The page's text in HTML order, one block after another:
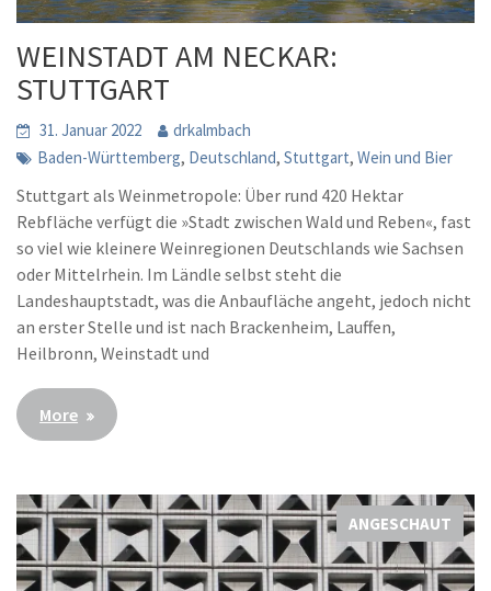
WEINSTADT AM NECKAR:
STUTTGART
31. Januar 2022
drkalmbach
Baden-Württemberg, Deutschland,Stuttgart,Wein und Bier
Stuttgart als Weinmetropole: Über rund 420 Hektar
Rebfläche verfügt die »Stadt zwischen Wald und Reben«, fast
so viel wie kleinere Weinregionen Deutschlands wie Sachsen
oder Mittelrhein. Im Ländle selbst steht die
Landeshauptstadt, was die Anbaufläche angeht, jedoch nicht
an erster Stelle und ist nach Brackenheim, Lauffen,
Heilbronn, Weinstadt und
More
ANGESCHAUT